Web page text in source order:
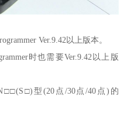
Ver.9.42以上版本。
时也需要Ver.9.42以上版
型(20点/30点/40点)的